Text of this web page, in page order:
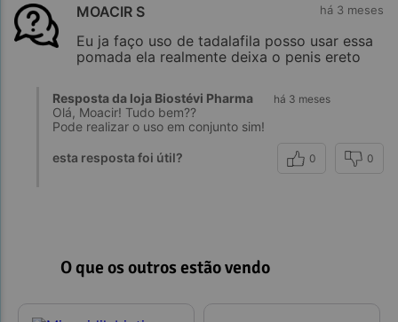
MOACIR S há 3 meses
Eu ja faço uso de tadalafila posso usar essa
pomada ela realmente deixa o penis ereto
Resposta da loja Biostévi Pharma há 3 meses
Olá, Moacir! Tudo bem??
Pode realizar o uso em conjunto sim!
esta resposta foi útil? 0 0
O que os outros estão vendo